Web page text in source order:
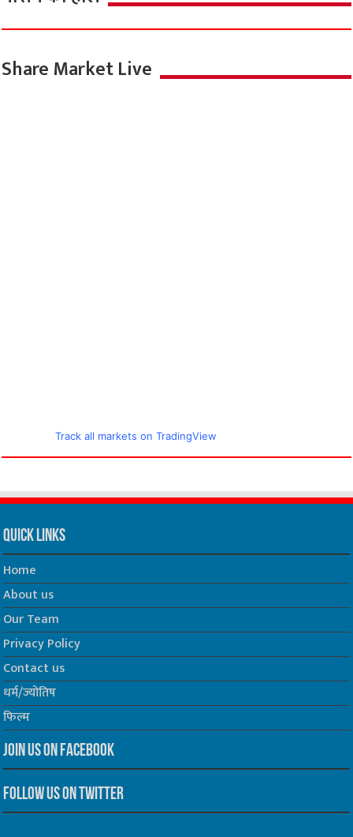
Share Market Live
Track all markets on TradingView
Quick Links
Home
About us
Our Team
Privacy Policy
Contact us
धर्म/ज्योतिष
फिल्म
Join us on Facebook
Follow us on Twitter